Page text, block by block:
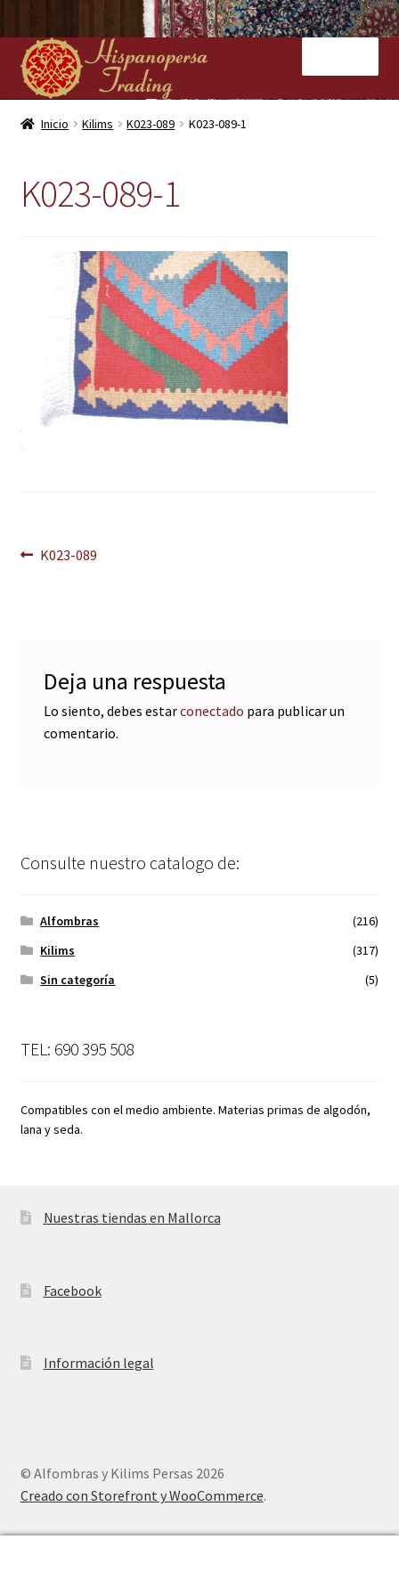
Ir
a
la
navegación
Ir
al
contenido
Inicio
Contacto
Inicio Kilims K023-089 K023-089-1
K023-089-1
Navegación
Anterior:
K023-089
Deja una respuesta
Lo siento, debes estarconectado para publicar un
comentario.
Consulte nuestro catalogo de:
Alfombras
(216)
Kilims
(317)
Sin categoría
(5)
TEL: 690 395 508
Compatibles con el medio ambiente. Materias primas de algodón,
lana y seda.
Nuestras tiendas en Mallorca
Facebook
Información legal
© Alfombras y Kilims Persas 2026
Creado con Storefront y WooCommerce.